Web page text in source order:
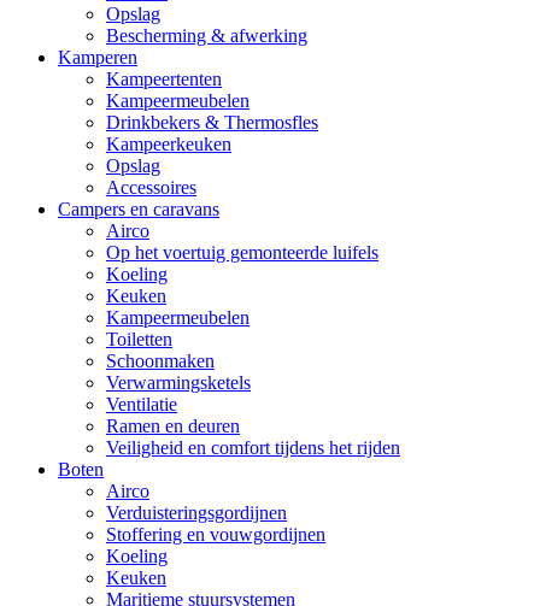
Opslag
Bescherming & afwerking
Kamperen
Kampeertenten
Kampeermeubelen
Drinkbekers & Thermosfles
Kampeerkeuken
Opslag
Accessoires
Campers en caravans
Airco
Op het voertuig gemonteerde luifels
Koeling
Keuken
Kampeermeubelen
Toiletten
Schoonmaken
Verwarmingsketels
Ventilatie
Ramen en deuren
Veiligheid en comfort tijdens het rijden
Boten
Airco
Verduisteringsgordijnen
Stoffering en vouwgordijnen
Koeling
Keuken
Maritieme stuursystemen